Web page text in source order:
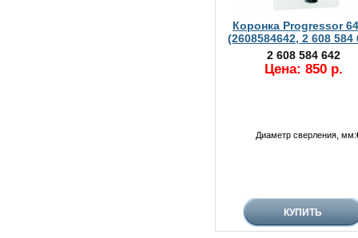
Коронка Progressor
(2608584642, 2 608 584
2 608 584 642
Цена: 850 р.
Диаметр сверления, мм: